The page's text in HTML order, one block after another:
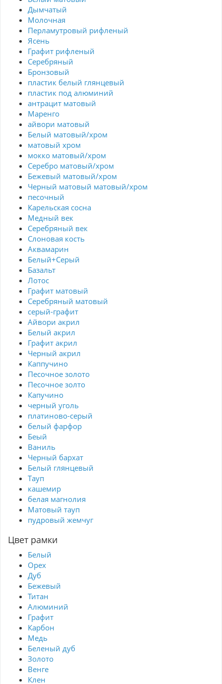
Дымчатый
Молочная
Перламутровый рифленый
Ясень
Графит рифленый
Серебряный
Бронзовый
пластик белый глянцевый
пластик под алюминий
антрацит матовый
Маренго
айвори матовый
Белый матовый/хром
матовый хром
мокко матовый/хром
Серебро матовый/хром
Бежевый матовый/хром
Черный матовый матовый/хром
песочный
Карельская сосна
Медный век
Серебряный век
Cлоновая кость
Аквамарин
Белый+Серый
Базальт
Лотос
Графит матовый
Серебряный матовый
серый-графит
Айвори акрил
Белый акрил
Графит акрил
Черный акрил
Каппучино
Песочное золото
Песочное золто
Капучино
черный уголь
платиново-серый
белый фарфор
Беый
Ваниль
Черный бархат
Белый глянцевый
Тауп
кашемир
белая магнолия
Матовый тауп
пудровый жемчуг
Цвет рамки
Белый
Орех
Дуб
Бежевый
Титан
Алюминий
Графит
Карбон
Медь
Беленый дуб
Золото
Венге
Клен